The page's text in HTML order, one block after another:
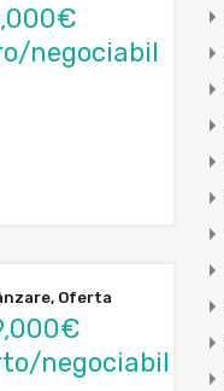
negociabil
Oferta
negociabil